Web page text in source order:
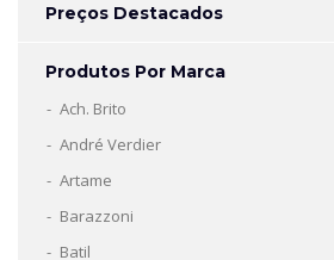
Preços Destacados
Produtos Por Marca
Ach. Brito
André Verdier
Artame
Barazzoni
Batil